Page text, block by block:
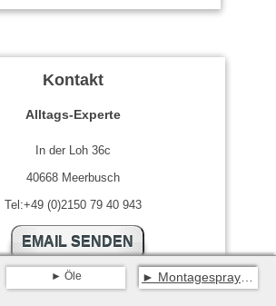
Öle Montagespray – Kupfer Graphit
Kontakt
Alltags-Experte
In der Loh 36c
40668 Meerbusch
Tel:+49 (0)2150 79 40 943
EMAIL SENDEN